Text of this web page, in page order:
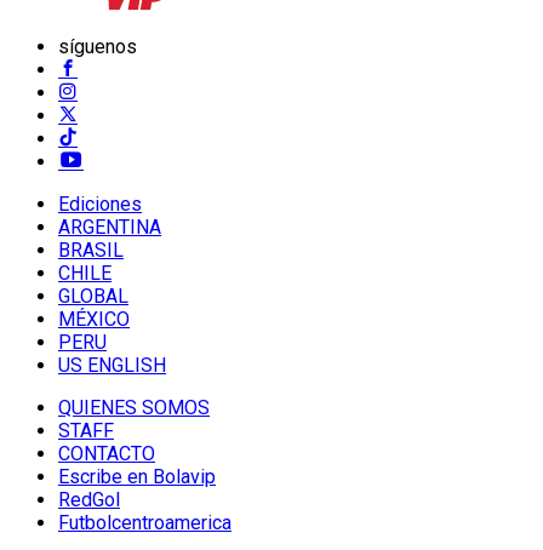
síguenos
Ediciones
ARGENTINA
BRASIL
CHILE
GLOBAL
MÉXICO
PERU
US ENGLISH
QUIENES SOMOS
STAFF
CONTACTO
Escribe en Bolavip
RedGol
Futbolcentroamerica